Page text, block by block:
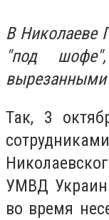
В Николаеве
"под
вырезанными
Так, 3
УМВД
во время